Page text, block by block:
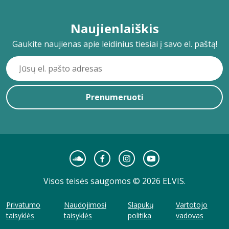
Naujienlaiškis
Gaukite naujienas apie leidinius tiesiai į savo el. paštą!
Prenumeruoti
Visos teisės saugomos © 2026 ELVIS.
Privatumo
taisyklės
Naudojimosi
taisyklės
Slapukų
politika
Vartotojo
vadovas